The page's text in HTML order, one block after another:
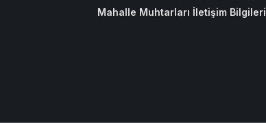
Mahalle Muhtarları İletişim Bilgileri